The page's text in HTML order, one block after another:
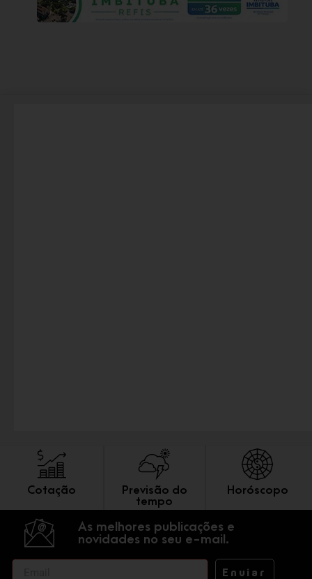
Cotação
Previsão do
tempo
Horóscopo
As melhores publicações e
novidades no seu e-mail.
Enviar